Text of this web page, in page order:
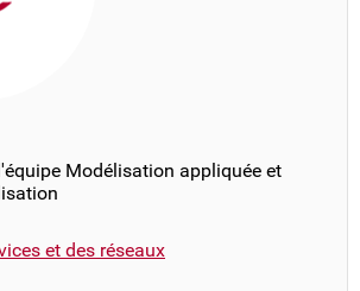
Modélisation appliquée et
et des réseaux